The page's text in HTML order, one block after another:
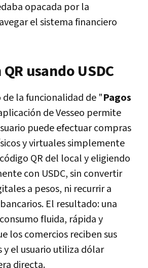
opacada por la
el sistema financiero
usando USDC
la funcionalidad de "Pagos
de Vesseo permite
puede efectuar compras
y virtuales simplemente
QR del local y eligiendo
con USDC, sin convertir
a pesos, ni recurrir a
El resultado: una
fluida, rápida y
los comercios reciben sus
y el usuario utiliza dólar
directa.